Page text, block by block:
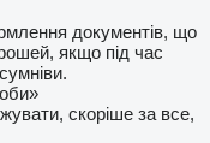
документів, що
якщо під час
скоріше за все,